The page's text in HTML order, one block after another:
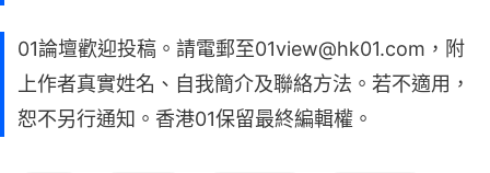
01論壇歡迎投稿。請電郵至01view@hk01.com，附
上作者真實姓名、自我簡介及聯絡方法。若不適用，
恕不另行通知。香港01保留最終編輯權。